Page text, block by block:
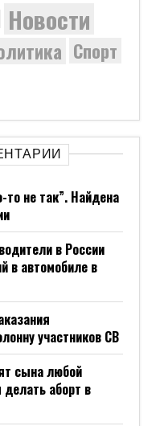
Новости
Спорт
то не так”. Найдена
в России
в автомобиле в
участников СВ
сына любой
аборт в